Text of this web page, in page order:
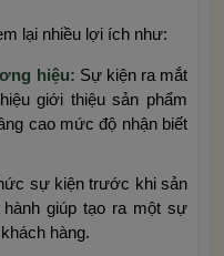
lại nhiều lợi ích như:
hiệu: Sự kiện ra mắt
giới thiệu sản phẩm
cao mức độ nhận biết
sự kiện trước khi sản
giúp tạo ra một sự
hàng.